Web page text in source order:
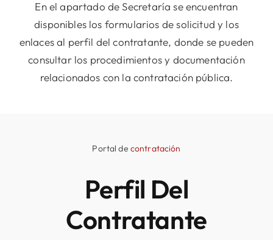
Cultura
En el apartado de Secretaría se encuentran
disponibles los formularios de solicitud y los
enlaces al perfil del contratante, donde se pueden
consultar los procedimientos y documentación
relacionados con la contratación pública.
Portal de contratación
Perfil Del
Contratante